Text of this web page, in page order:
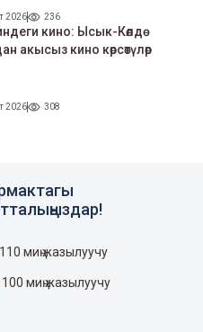
2026 236
кино: Ысык-Көлдө
акысыз кино көрсөтүлөр
2026 308
110 миң жазылуучу
100 миң жазылуучу